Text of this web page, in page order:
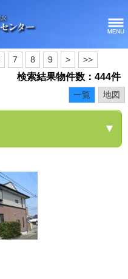
7 8 9 > >>
検索結果物件数：444件
地図
一覧
▼